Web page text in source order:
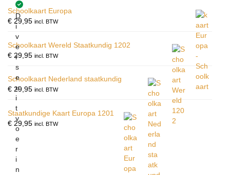
Schoolkaart Europa
€ 29,95 incl. BTW
Schoolkaart Wereld Staatkundig 1202
€ 29,95 incl. BTW
Schoolkaart Nederland staatkundig
€ 29,95 incl. BTW
Staatkundige Kaart Europa 1201
€ 29,95 incl. BTW
D
i
v
e
r
s
e
u
i
t
v
o
e
r
i
n